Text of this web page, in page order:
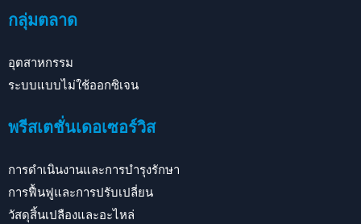
กลุ่มตลาด
อุตสาหกรรม
ระบบแบบไม่ใช้ออกซิเจน
พรีสเตชั่นเดอเซอร์วิส
การดำเนินงานและการบำรุงรักษา
การฟื้นฟูและการปรับเปลี่ยน
วัสดุสิ้นเปลืองและอะไหล่